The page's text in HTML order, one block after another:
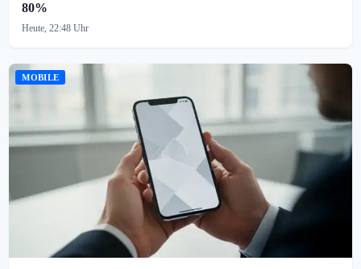
80%
Heute, 22:48 Uhr
MOBILE